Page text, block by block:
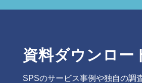
資料ダウンロー
SPSのサービス事例や独自の調